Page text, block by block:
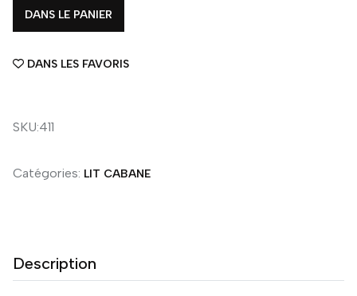
DANS LE PANIER
DANS LES FAVORIS
SKU:411
Catégories: LIT CABANE
Description